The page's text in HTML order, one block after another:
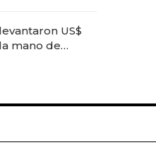
US$
mano de